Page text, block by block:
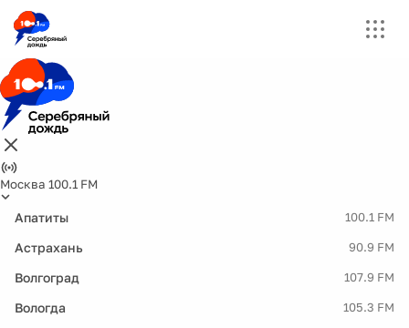
Москва 100.1 FM
Апатиты 100.1 FM
Астрахань 90.9 FM
Волгоград 107.9 FM
Вологда 105.3 FM